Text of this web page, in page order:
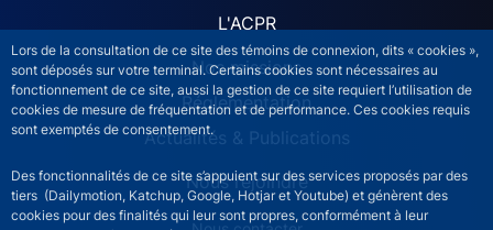
Lors de la consultation de ce site des témoins de connexion, dits « cookies »,
sont déposés sur votre terminal. Certains cookies sont nécessaires au
fonctionnement de ce site, aussi la gestion de ce site requiert l’utilisation de
cookies de mesure de fréquentation et de performance. Ces cookies requis
sont exemptés de consentement.
Des fonctionnalités de ce site s’appuient sur des services proposés par des
tiers (Dailymotion, Katchup, Google, Hotjar et Youtube) et génèrent des
cookies pour des finalités qui leur sont propres, conformément à leur
L'ACPR
Nos missions
Réglementation
Actualités & Publications
Nous rejoindre